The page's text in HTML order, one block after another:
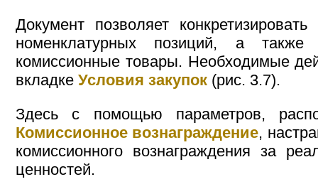
Документ позволяет
номенклатурных позиций, а также
комиссионные товары. Необходимые
вкладке Условия закупок (рис. 3.7).
Здесь с помощью параметров,
Комиссионное вознаграждение,
комиссионного вознаграждения за
ценностей.